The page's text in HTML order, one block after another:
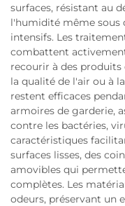
surfaces, résistant au
l'humidité même sous
intensifs. Les
combattent
recourir à des
la qualité de l'air ou à
restent efficaces
armoires de garderie,
contre les bactéries,
caractéristiques
surfaces lisses, des
amovibles qui
complètes. Les
odeurs, préservant un